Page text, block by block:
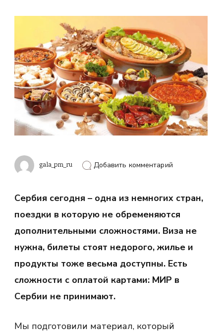
gala_pm_ru Добавить комментарийк
турам
Сербию
—
как
определиться
форматом
по
Сербия сегодня – одна из немногих стран,
поездки в которую не обременяются
дополнительными сложностями. Виза не
нужна, билеты стоят недорого, жилье и
продукты тоже весьма доступны. Есть
сложности с оплатой картами: МИР в
Сербии не принимают.
Мы подготовили материал, который